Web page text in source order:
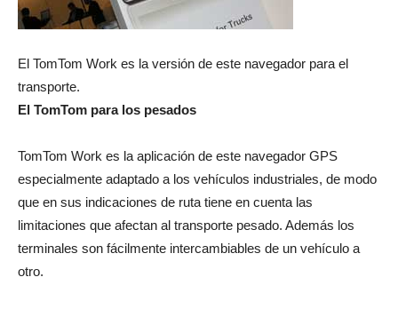
El TomTom Work es la versión de este navegador para el
transporte.
El TomTom para los pesados
TomTom Work es la aplicación de este navegador GPS
especialmente adaptado a los vehículos industriales, de modo
que en sus indicaciones de ruta tiene en cuenta las
limitaciones que afectan al transporte pesado. Además los
terminales son fácilmente intercambiables de un vehículo a
otro.